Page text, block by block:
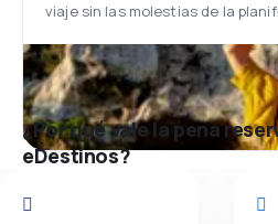
viaje sin las molestias de la
¿Por qué vale la pena
eDestinos?